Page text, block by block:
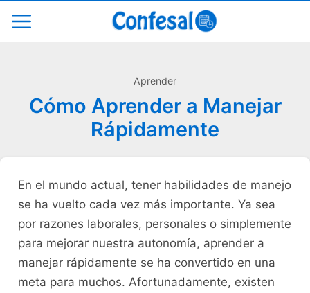
Aprender
Cómo Aprender a Manejar
Rápidamente
En el⁢ mundo actual, tener habilidades de manejo
se ha‌ vuelto cada vez más importante.‍ Ya ⁢sea
por razones laborales, personales o simplemente‍
para mejorar nuestra autonomía, aprender a⁣
manejar rápidamente se ha convertido en ​una
meta para muchos. Afortunadamente,‌ existen